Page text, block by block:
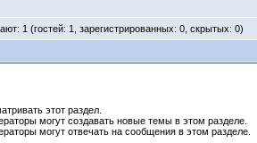
1 (гостей: 1, зарегистрированных: 0, скрытых: 0)
этот раздел.
могут создавать новые темы в этом разделе.
могут отвечать на сообщения в этом разделе.